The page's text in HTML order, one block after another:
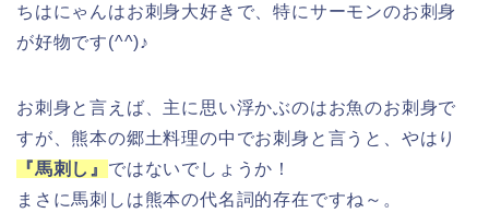
ちはにゃんはお刺身大好きで、特にサーモンのお刺身
が好物です(^^)♪
お刺身と言えば、主に思い浮かぶのはお魚のお刺身で
すが、熊本の郷土料理の中でお刺身と言うと、やはり
『馬刺し』 ではないでしょうか！
まさに馬刺しは熊本の代名詞的存在ですね～。